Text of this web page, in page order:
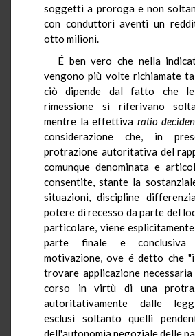
soggetti a proroga e non
con conduttori aventi un
otto milioni.
É ben vero che nella
vengono più volte richiamate
ciò dipende dal fatto che
rimessione si riferivano
mentre la effettiva ratio
considerazione che, in
protrazione autoritativa del
comunque denominata e
consentite, stante la
situazioni, discipline
potere di recesso da parte del
particolare, viene
parte finale e conclusiva
motivazione, ove é detto che
trovare applicazione
corso in virtù di una
autoritativamente dalle
esclusi soltanto quelli
dell'autonomia negoziale delle